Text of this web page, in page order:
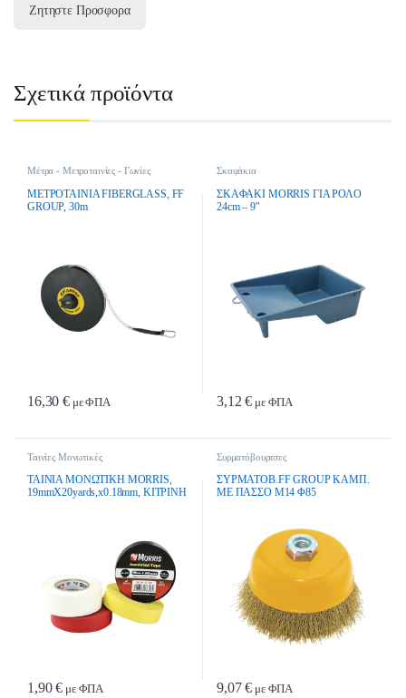
Ζητηστε Προσφορα
Σχετικά προϊόντα
Μέτρα - Μετροταινίες - Γωνίες
ΜΕΤΡΟΤΑΙΝΙΑ FIBERGLASS, FF
GROUP, 30m
16,30€ με ΦΠΑ
Σκαφάκια
ΣΚΑΦΑΚΙ MORRIS ΓΙΑ ΡΟΛΟ
24cm – 9″
3,12€ με ΦΠΑ
Ταινίες Μονωτικές
ΤΑΙΝΙΑ ΜΟΝΩΤΙΚΗ MORRIS,
19mmX20yards,x0.18mm, ΚΙΤΡΙΝΗ
1,90€ με ΦΠΑ
Συρματόβουρτσες
ΣΥΡΜΑΤΟΒ.FF GROUP ΚΑΜΠ.
ΜΕ ΠΑΣΣΟ Μ14 Φ85
9,07€ με ΦΠΑ